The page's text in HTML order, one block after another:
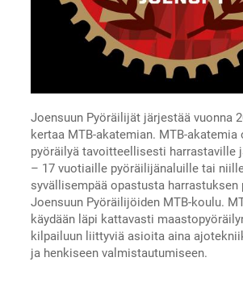
Joensuun Pyöräilijät järjestää vuonna
kertaa MTB-akatemian. MTB-
pyöräilyä tavoitteellisesti harrastaville
– 17 vuotiaille pyöräilijänaluille tai
syvällisempää opastusta harrastuksen
Joensuun Pyöräilijöiden MTB-koulu.
käydään läpi kattavasti
kilpailuun liittyviä asioita aina
ja henkiseen valmistautumiseen.